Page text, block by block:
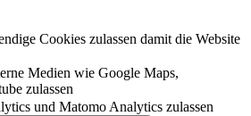
Cookies zulassen damit die Website
Medien wie Google Maps,
zulassen
und Matomo Analytics zulassen